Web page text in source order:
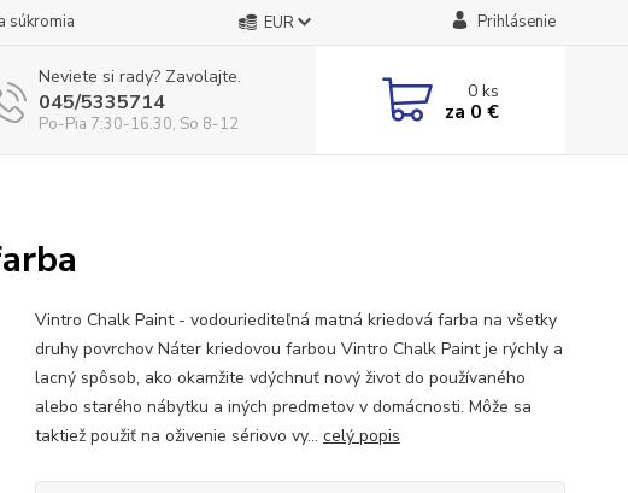
súkromia EUR Prihlásenie
Neviete si rady? Zavolajte.
045/5335714
Po-Pia 7:30-16.30, So 8-12
0ks
za 0 €
Vintro Chalk Paint - vodouriediteľná matná kriedová farba na všetky
druhy povrchov Náter kriedovou farbou Vintro Chalk Paint je rýchly a
lacný spôsob, ako okamžite vdýchnuť nový život do používaného
alebo starého nábytku a iných predmetov v domácnosti. Môže sa
taktiež použiť na oživenie sériovo vy... celý popis